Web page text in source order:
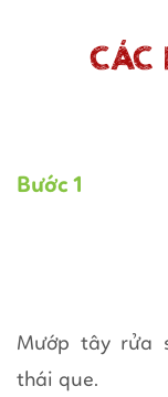
CÁC
Bước 1
Mướp tây rửa
thái que.